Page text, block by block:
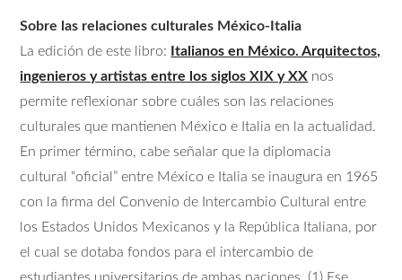
Sobre las relaciones culturales México-Italia
La edición de este libro:
Italianos en México. Arquitectos,
ingenieros y artistas entre los siglos XIX y XX nos
permite reflexionar sobre cuáles son las relaciones
culturales que mantienen México e Italia en la actualidad.
En primer término, cabe señalar que la diplomacia
cultural “oficial” entre México e Italia se inaugura en 1965
con la firma del Convenio de Intercambio Cultural entre
los Estados Unidos Mexicanos y la República Italiana, por
el cual se dotaba fondos para el intercambio de